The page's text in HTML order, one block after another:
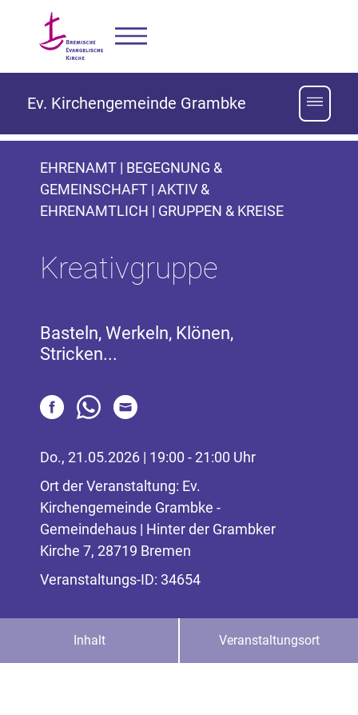
Ev. Kirchengemeinde Grambke
EHRENAMT | BEGEGNUNG &
GEMEINSCHAFT | AKTIV &
EHRENAMTLICH | GRUPPEN & KREISE
Kreativgruppe
Basteln, Werkeln, Klönen,
Stricken...
Do., 21.05.2026 | 19:00 - 21:00 Uhr
Ort der Veranstaltung: Ev.
Kirchengemeinde Grambke -
Gemeindehaus | Hinter der Grambker
Kirche 7, 28719 Bremen
Veranstaltungs-ID: 34654
Inhalt Veranstaltungsort